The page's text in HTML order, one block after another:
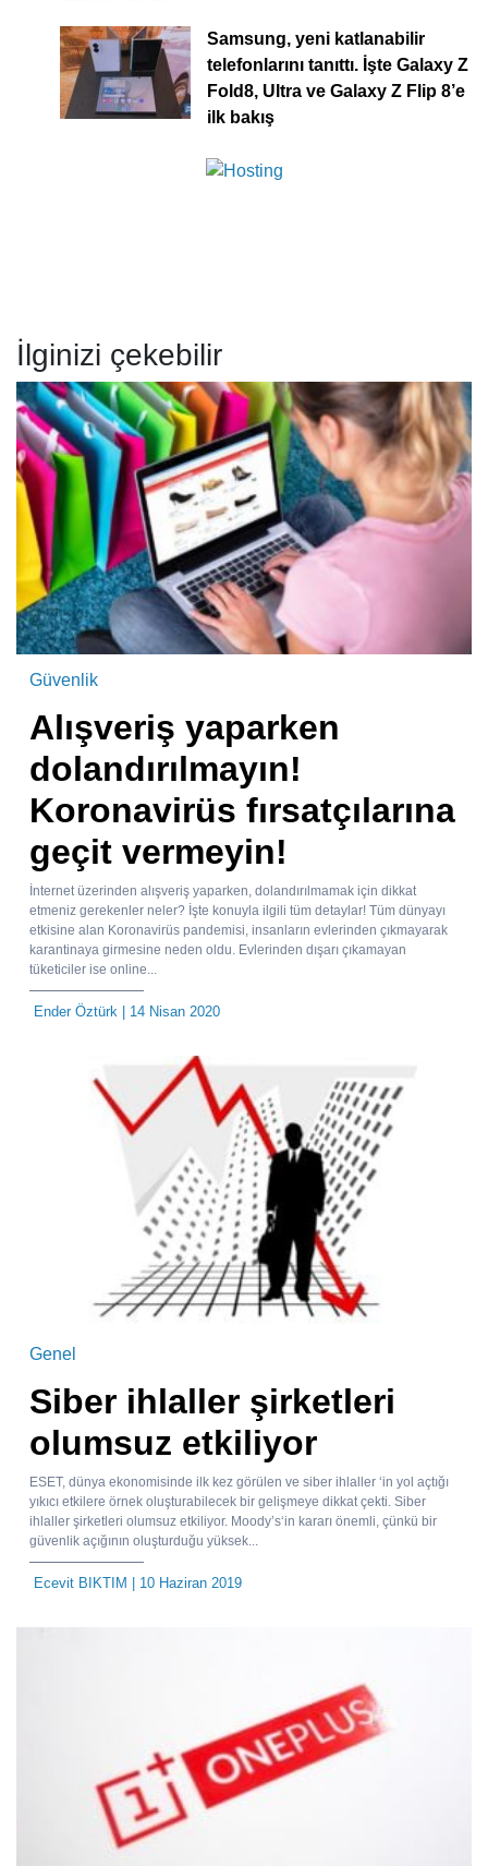
Samsung, yeni katlanabilir
telefonlarını tanıttı. İşte Galaxy Z
Fold8, Ultra ve Galaxy Z Flip 8’e
ilk bakış
İlginizi çekebilir
Güvenlik
Alışveriş yaparken
dolandırılmayın!
Koronavirüs fırsatçılarına
geçit vermeyin!
İnternet üzerinden alışveriş yaparken, dolandırılmamak için dikkat
etmeniz gerekenler neler? İşte konuyla ilgili tüm detaylar! Tüm dünyayı
etkisine alan Koronavirüs pandemisi, insanların evlerinden çıkmayarak
karantinaya girmesine neden oldu. Evlerinden dışarı çıkamayan
tüketiciler ise online...
Ender Öztürk | 14 Nisan 2020
Genel
Siber ihlaller şirketleri
olumsuz etkiliyor
ESET, dünya ekonomisinde ilk kez görülen ve siber ihlaller ‘in yol açtığı
yıkıcı etkilere örnek oluşturabilecek bir gelişmeye dikkat çekti. Siber
ihlaller şirketleri olumsuz etkiliyor. Moody’s‘in kararı önemli, çünkü bir
güvenlik açığının oluşturduğu yüksek...
Ecevit BIKTIM | 10 Haziran 2019